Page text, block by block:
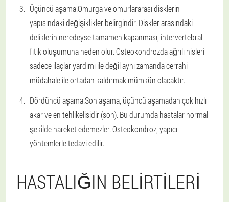
Üçüncü aşama.Omurga ve omurlararası disklerin
yapısındaki değişiklikler belirgindir. Diskler arasındaki
deliklerin neredeyse tamamen kapanması, intervertebral
fıtık oluşumuna neden olur. Osteokondrozda ağrılı hisleri
sadece ilaçlar yardımı ile değil aynı zamanda cerrahi
müdahale ile ortadan kaldırmak mümkün olacaktır.
Dördüncü aşama.Son aşama, üçüncü aşamadan çok hızlı
akar ve en tehlikelisidir (son). Bu durumda hastalar normal
şekilde hareket edemezler. Osteokondroz, yapıcı
yöntemlerle tedavi edilir.
HASTALIĞIN BELIRTILERI